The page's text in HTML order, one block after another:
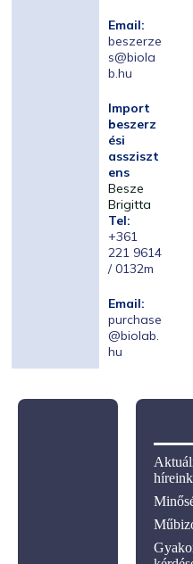
Email:
beszerze
s@biola
b.hu
Import
beszerz
ési
assziszt
ens
Besze
Brigitta
Tel:
+361
221 9614
/ 0132m
Email:
purchase
@biolab.
hu
híreink